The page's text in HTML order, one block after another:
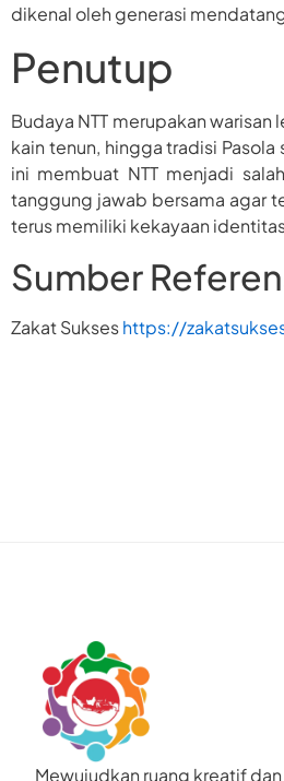
dikenal oleh generasi
Penutup
Budaya NTT merupakan
kain tenun, hingga tradisi
ini membuat NTT menjadi
tanggung jawab bersama agar
terus memiliki kekayaan
Sumber
Zakat Sukseshttps://
Mewujudkan ruang kreatif